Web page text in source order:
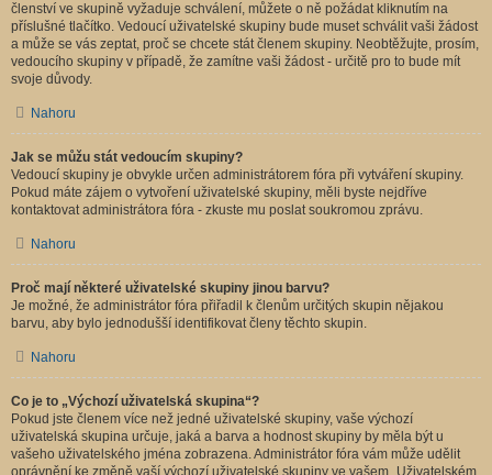
členství ve skupině vyžaduje schválení, můžete o ně požádat kliknutím na
příslušné tlačítko. Vedoucí uživatelské skupiny bude muset schválit vaši žádost
a může se vás zeptat, proč se chcete stát členem skupiny. Neobtěžujte, prosím,
vedoucího skupiny v případě, že zamítne vaši žádost - určitě pro to bude mít
svoje důvody.
Nahoru
Jak se můžu stát vedoucím skupiny?
Vedoucí skupiny je obvykle určen administrátorem fóra při vytváření skupiny.
Pokud máte zájem o vytvoření uživatelské skupiny, měli byste nejdříve
kontaktovat administrátora fóra - zkuste mu poslat soukromou zprávu.
Nahoru
Proč mají některé uživatelské skupiny jinou barvu?
Je možné, že administrátor fóra přiřadil k členům určitých skupin nějakou
barvu, aby bylo jednodušší identifikovat členy těchto skupin.
Nahoru
Co je to „Výchozí uživatelská skupina“?
Pokud jste členem více než jedné uživatelské skupiny, vaše výchozí
uživatelská skupina určuje, jaká a barva a hodnost skupiny by měla být u
vašeho uživatelského jména zobrazena. Administrátor fóra vám může udělit
oprávnění ke změně vaší výchozí uživatelské skupiny ve vašem „Uživatelském